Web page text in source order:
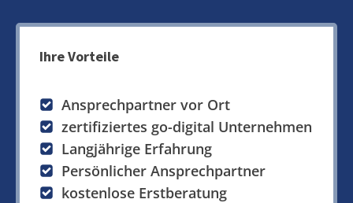
Ihre Vorteile
Ansprechpartner vor Ort
zertifiziertes go-digital Unternehmen
Langjährige Erfahrung
Persönlicher Ansprechpartner
kostenlose Erstberatung